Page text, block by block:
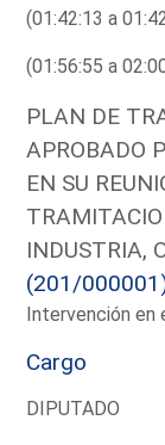
(01:42:13 a
(01:56:55 a
PLAN DE
APROBADO
EN SU
INDUSTRIA,
(201/
Intervención
Cargo
DIPUTADO